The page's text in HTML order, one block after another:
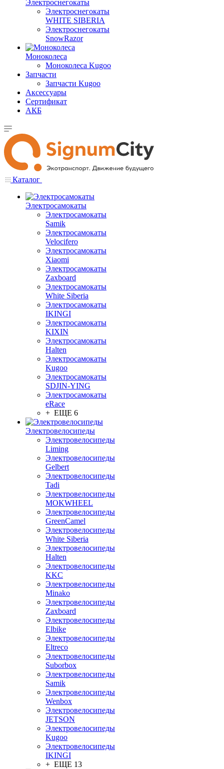
Электроснегокаты
Электроснегокаты
WHITE SIBERIA
Электроснегокаты
SnowRazor
Моноколеса
Моноколеса Kugoo
Запчасти
Запчасти Kugoo
Аксессуары
Сертификат
АКБ
Каталог
Электросамокаты
Электросамокаты
Samik
Электросамокаты
Velocifero
Электросамокаты
Xiaomi
Электросамокаты
Zaxboard
Электросамокаты
White Siberia
Электросамокаты
IKINGI
Электросамокаты
KIXIN
Электросамокаты
Halten
Электросамокаты
Kugoo
Электросамокаты
SDJIN-YING
Электросамокаты
eRace
+ ЕЩЕ 6
Электровелосипеды
Электровелосипеды
Liming
Электровелосипеды
Gelbert
Электровелосипеды
Tadi
Электровелосипеды
MOKWHEEL
Электровелосипеды
GreenCamel
Электровелосипеды
White Siberia
Электровелосипеды
Halten
Электровелосипеды
KKC
Электровелосипеды
Minako
Электровелосипеды
Zaxboard
Электровелосипеды
Elbike
Электровелосипеды
Eltreco
Электровелосипеды
Suborbox
Электровелосипеды
Samik
Электровелосипеды
Wenbox
Электровелосипеды
JETSON
Электровелосипеды
Kugoo
Электровелосипеды
IKINGI
+ ЕЩЕ 13